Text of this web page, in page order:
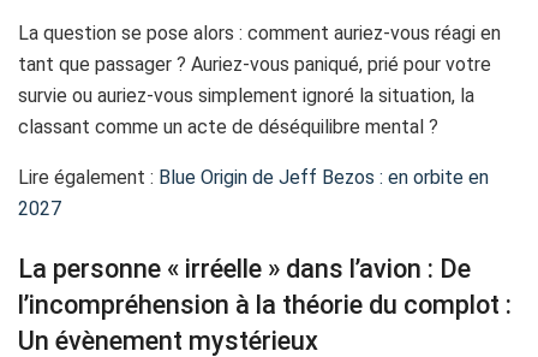
La question se pose alors : comment auriez-vous réagi en
tant que passager ? Auriez-vous paniqué, prié pour votre
survie ou auriez-vous simplement ignoré la situation, la
classant comme un acte de déséquilibre mental ?
Lire également : Blue Origin de Jeff Bezos : en orbite en
2027
La personne « irréelle » dans l’avion : De
l’incompréhension à la théorie du complot :
Un évènement mystérieux